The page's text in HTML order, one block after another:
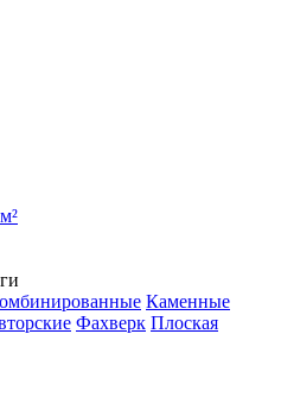
Каменные
Фахверк Плоская